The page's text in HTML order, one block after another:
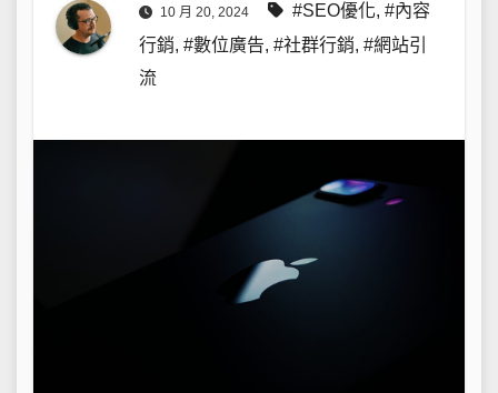
10 月 20, 2024 #SEO優化, #內容
行銷, #數位廣告, #社群行銷, #網站引
流